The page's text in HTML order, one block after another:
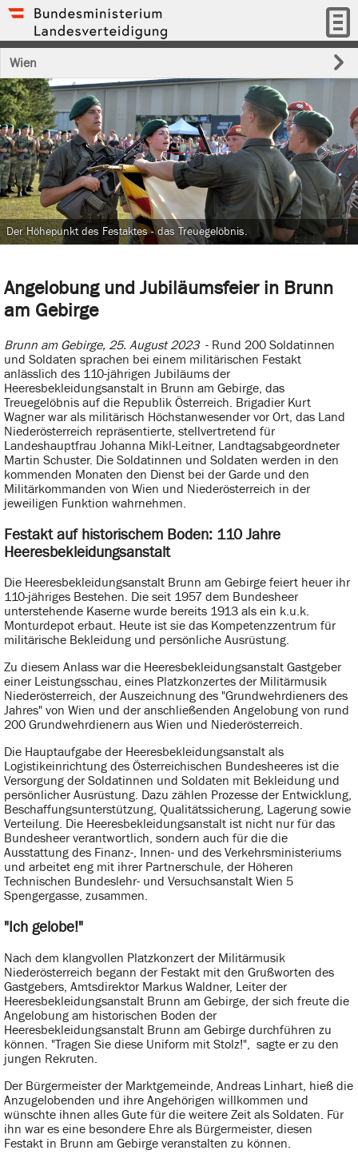
Wien
Angelobung und Jubiläumsfeier in Brunn
am Gebirge
Brunn am Gebirge, 25. August 2023 - Rund 200 Soldatinnen
und Soldaten sprachen bei einem militärischen Festakt
anlässlich des 110-jährigen Jubiläums der
Heeresbekleidungsanstalt in Brunn am Gebirge, das
Treuegelöbnis auf die Republik Österreich. Brigadier Kurt
Wagner war als militärisch Höchstanwesender vor Ort, das Land
Niederösterreich repräsentierte, stellvertretend für
Landeshauptfrau Johanna Mikl-Leitner, Landtagsabgeordneter
Martin Schuster. Die Soldatinnen und Soldaten werden in den
kommenden Monaten den Dienst bei der Garde und den
Militärkommanden von Wien und Niederösterreich in der
jeweiligen Funktion wahrnehmen.
Festakt auf historischem Boden: 110 Jahre
Heeresbekleidungsanstalt
Die Heeresbekleidungsanstalt Brunn am Gebirge feiert heuer ihr
110-jähriges Bestehen. Die seit 1957 dem Bundesheer
unterstehende Kaserne wurde bereits 1913 als ein k.u.k.
Monturdepot erbaut. Heute ist sie das Kompetenzzentrum für
militärische Bekleidung und persönliche Ausrüstung.
Zu diesem Anlass war die Heeresbekleidungsanstalt Gastgeber
einer Leistungsschau, eines Platzkonzertes der Militärmusik
Niederösterreich, der Auszeichnung des "Grundwehrdieners des
Jahres" von Wien und der anschließenden Angelobung von rund
200 Grundwehrdienern aus Wien und Niederösterreich.
Die Hauptaufgabe der Heeresbekleidungsanstalt als
Logistikeinrichtung des Österreichischen Bundesheeres ist die
Versorgung der Soldatinnen und Soldaten mit Bekleidung und
persönlicher Ausrüstung. Dazu zählen Prozesse der Entwicklung,
Beschaffungsunterstützung, Qualitätssicherung, Lagerung sowie
Verteilung. Die Heeresbekleidungsanstalt ist nicht nur für das
Bundesheer verantwortlich, sondern auch für die die
Ausstattung des Finanz-, Innen- und des Verkehrsministeriums
und arbeitet eng mit ihrer Partnerschule, der Höheren
Technischen Bundeslehr- und Versuchsanstalt Wien 5
Spengergasse, zusammen.
"Ich gelobe!"
Nach dem klangvollen Platzkonzert der Militärmusik
Niederösterreich begann der Festakt mit den Grußworten des
Gastgebers, Amtsdirektor Markus Waldner, Leiter der
Heeresbekleidungsanstalt Brunn am Gebirge, der sich freute die
Angelobung am historischen Boden der
Heeresbekleidungsanstalt Brunn am Gebirge durchführen zu
können. "Tragen Sie diese Uniform mit Stolz!", sagte er zu den
jungen Rekruten.
Der Bürgermeister der Marktgemeinde, Andreas Linhart, hieß die
Anzugelobenden und ihre Angehörigen willkommen und
wünschte ihnen alles Gute für die weitere Zeit als Soldaten. Für
ihn war es eine besondere Ehre als Bürgermeister, diesen
Festakt in Brunn am Gebirge veranstalten zu können.
Der Höhepunkt des Festaktes - das Treuegelöbnis.